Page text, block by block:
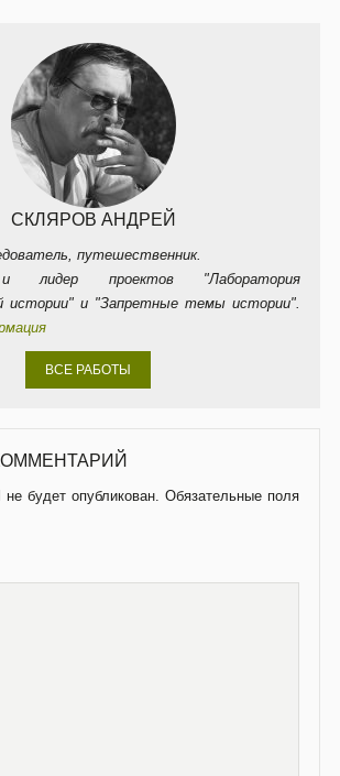
СКЛЯРОВ АНДРЕЙ
путешественник.
лидер проектов "Лаборатория
истории" и "Запретные темы истории".
ВСЕ РАБОТЫ
будет опубликован. Обязательные поля